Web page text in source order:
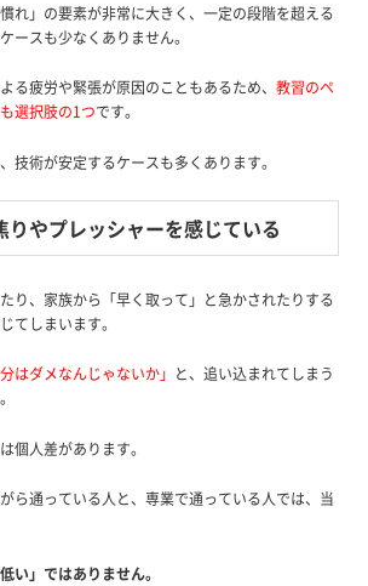
れ」の要素が非常に大きく、一定の段階を超える
ースも少なくありません。
る疲労や緊張が原因のこともあるため、 教習のペ
選択肢の1つです。
技術が安定するケースも多くあります。
りやプレッシャーを感じている
り、家族から「早く取って」と急かされたりする
てしまいます。
分はダメなんじゃないか」 と、追い込まれてしまう
個人差があります。
ら通っている人と、専業で通っている人では、当
い」ではありません。